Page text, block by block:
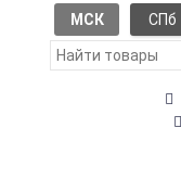
МСК СПб